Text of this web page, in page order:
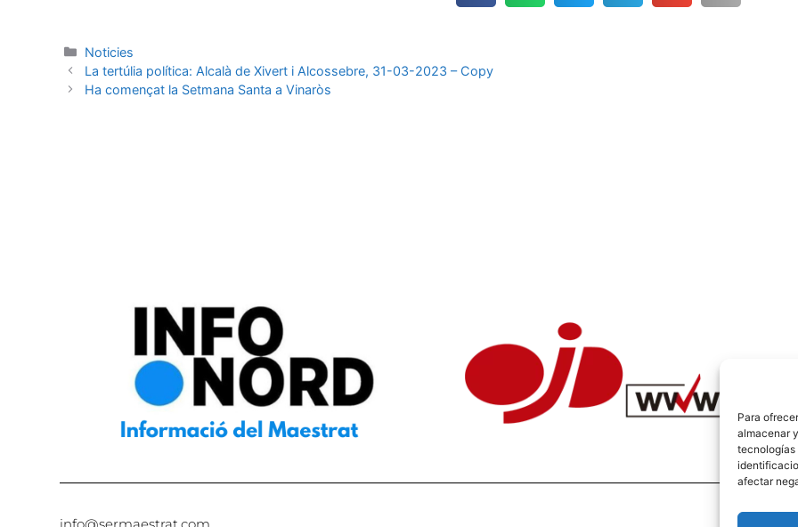
Para
almacenar
tecnologías
afectar
Noticies
La tertúlia política: Alcalà de Xivert i Alcossebre, 31-03-2023 – Copy
Ha començat la Setmana Santa a Vinaròs